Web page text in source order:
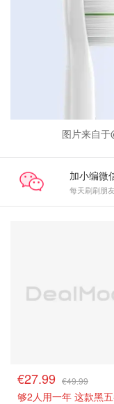
图片来自
加小编微
每天刷刷朋
€27.99 €49.99
够2人用一年 这款黑